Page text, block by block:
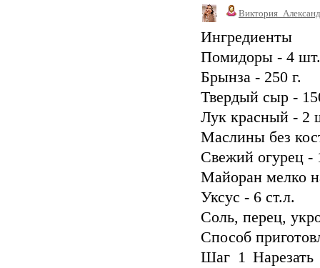
Ингредиенты
Помидоры - 4 шт.
Брынза - 250 г.
Твердый сыр -
Лук красный - 2
Маслины без
Свежий огурец -
Майоран мелко
Уксус - 6 ст.л.
Соль, перец,
Способ
Шаг 1